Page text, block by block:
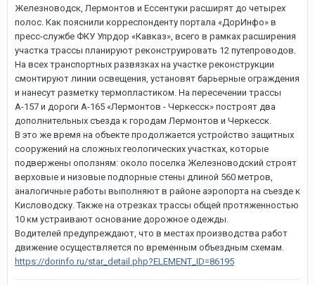
Железноводск, Лермонтов и Ессентуки расширят до четырех
полос. Как пояснили корреспонденту портала «ДорИнфо» в
пресс-службе ФКУ Упрдор «Кавказ», всего в рамках расширения
участка трассы планируют реконструировать 12 путепроводов.
На всех транспортных развязках на участке реконструкции
смонтируют линии освещения, установят барьерные ограждения
и нанесут разметку термопластиком. На пересечении трассы
А-157 и дороги А-165 «Лермонтов - Черкесск» построят два
дополнительных съезда к городам Лермонтов и Черкесск.
В это же время на объекте продолжается устройство защитных
сооружений на сложных геологических участках, которые
подвержены оползням: около поселка Железноводский строят
верховые и низовые подпорные стены длиной 560 метров,
аналогичные работы выполняют в районе аэропорта на съезде к
Кисловодску. Также на отрезках трассы общей протяженностью
10 км устраивают основание дорожное одежды.
Водителей предупреждают, что в местах производства работ
движение осуществляется по временным объездным схемам.
https://dorinfo.ru/star_detail.php?ELEMENT_ID=86195